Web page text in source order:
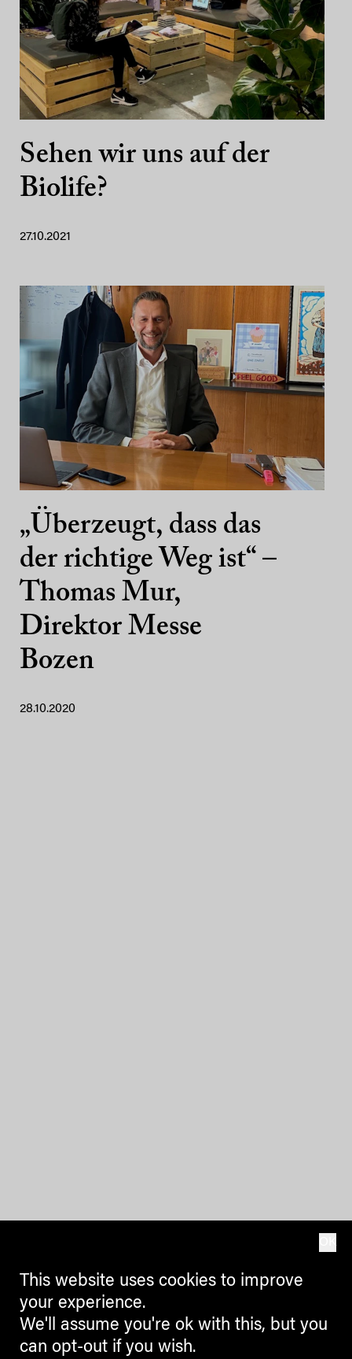
Sehen wir uns auf der
Biolife?
27.10.2021
„Überzeugt, dass das
der richtige Weg ist“ –
Thomas Mur,
Direktor Messe
Bozen
28.10.2020
This website uses cookies to improve
your experience.
We'll assume you're ok with this, but you
can opt-out if you wish.